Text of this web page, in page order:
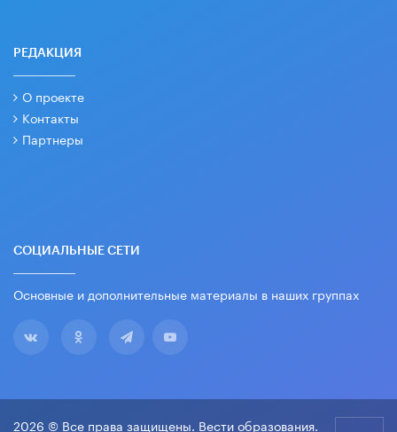
РЕДАКЦИЯ
О проекте
Контакты
Партнеры
СОЦИАЛЬНЫЕ СЕТИ
Основные и дополнительные материалы в наших группах
2026 © Все права защищены. Вести образования.